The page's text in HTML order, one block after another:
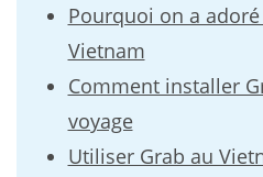
Pourquoi on a
Vietnam
Comment installer
voyage
Utiliser Grab au